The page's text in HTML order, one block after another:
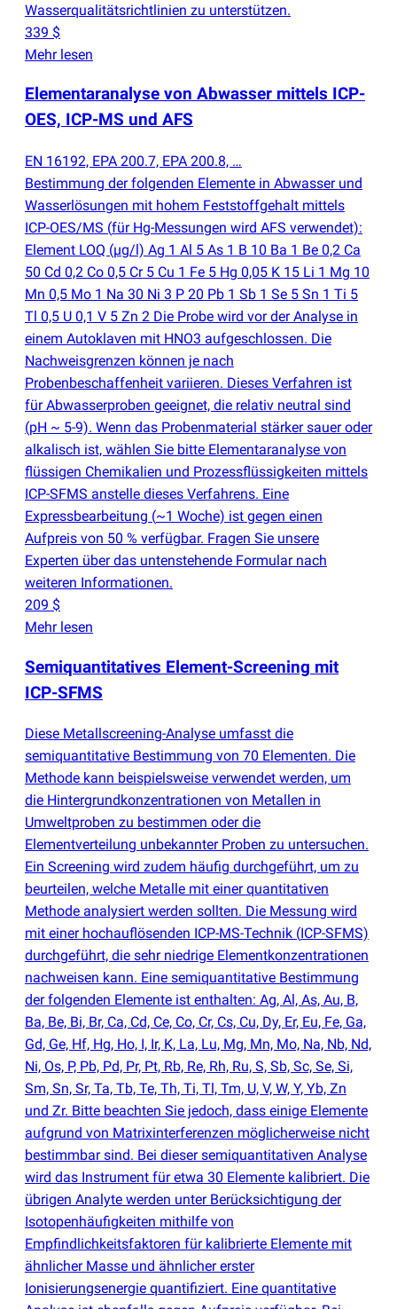
Wasserqualitätsrichtlinien zu unterstützen.
339 $
Mehr lesen
Elementaranalyse von Abwasser mittels ICP-
OES, ICP-MS und AFS
EN 16192, EPA 200.7, EPA 200.8, …
Bestimmung der folgenden Elemente in Abwasser und
Wasserlösungen mit hohem Feststoffgehalt mittels
ICP-OES/MS (für Hg-Messungen wird AFS verwendet):
Element LOQ (µg/l) Ag 1 Al 5 As 1 B 10 Ba 1 Be 0,2 Ca
50 Cd 0,2 Co 0,5 Cr 5 Cu 1 Fe 5 Hg 0,05 K 15 Li 1 Mg 10
Mn 0,5 Mo 1 Na 30 Ni 3 P 20 Pb 1 Sb 1 Se 5 Sn 1 Ti 5
Tl 0,5 U 0,1 V 5 Zn 2 Die Probe wird vor der Analyse in
einem Autoklaven mit HNO3 aufgeschlossen. Die
Nachweisgrenzen können je nach
Probenbeschaffenheit variieren. Dieses Verfahren ist
für Abwasserproben geeignet, die relativ neutral sind
(pH ~ 5-9). Wenn das Probenmaterial stärker sauer oder
alkalisch ist, wählen Sie bitte Elementaranalyse von
flüssigen Chemikalien und Prozessflüssigkeiten mittels
ICP-SFMS anstelle dieses Verfahrens. Eine
Expressbearbeitung (~1 Woche) ist gegen einen
Aufpreis von 50 % verfügbar. Fragen Sie unsere
Experten über das untenstehende Formular nach
weiteren Informationen.
209 $
Mehr lesen
Semiquantitatives Element-Screening mit
ICP-SFMS
Diese Metallscreening-Analyse umfasst die
semiquantitative Bestimmung von 70 Elementen. Die
Methode kann beispielsweise verwendet werden, um
die Hintergrundkonzentrationen von Metallen in
Umweltproben zu bestimmen oder die
Elementverteilung unbekannter Proben zu untersuchen.
Ein Screening wird zudem häufig durchgeführt, um zu
beurteilen, welche Metalle mit einer quantitativen
Methode analysiert werden sollten. Die Messung wird
mit einer hochauflösenden ICP-MS-Technik (ICP-SFMS)
durchgeführt, die sehr niedrige Elementkonzentrationen
nachweisen kann. Eine semiquantitative Bestimmung
der folgenden Elemente ist enthalten: Ag, Al, As, Au, B,
Ba, Be, Bi, Br, Ca, Cd, Ce, Co, Cr, Cs, Cu, Dy, Er, Eu, Fe, Ga,
Gd, Ge, Hf, Hg, Ho, I, Ir, K, La, Lu, Mg, Mn, Mo, Na, Nb, Nd,
Ni, Os, P, Pb, Pd, Pr, Pt, Rb, Re, Rh, Ru, S, Sb, Sc, Se, Si,
Sm, Sn, Sr, Ta, Tb, Te, Th, Ti, Tl, Tm, U, V, W, Y, Yb, Zn
und Zr. Bitte beachten Sie jedoch, dass einige Elemente
aufgrund von Matrixinterferenzen möglicherweise nicht
bestimmbar sind. Bei dieser semiquantitativen Analyse
wird das Instrument für etwa 30 Elemente kalibriert. Die
übrigen Analyte werden unter Berücksichtigung der
Isotopenhäufigkeiten mithilfe von
Empfindlichkeitsfaktoren für kalibrierte Elemente mit
ähnlicher Masse und ähnlicher erster
Ionisierungsenergie quantifiziert. Eine quantitative